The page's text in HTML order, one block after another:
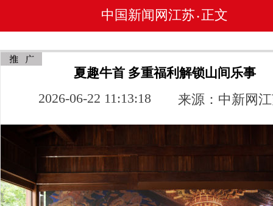
中国新闻网江苏 • 正文
夏趣牛首 多重福利解锁山间乐事
2026-06-22 11:13:18 来源：中新网